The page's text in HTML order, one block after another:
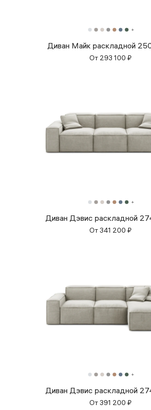
Диван Майк раскладной
От 293 100 ₽
Диван Дэвис раскладной
От341 200 ₽
Диван Дэвис раскладной
От391 200 ₽